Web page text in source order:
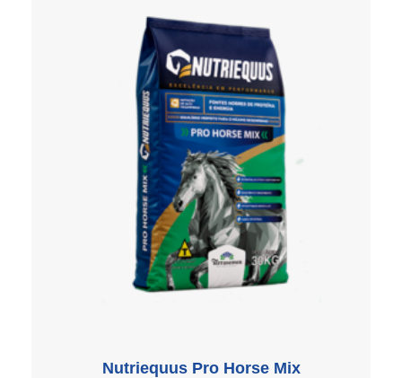
Nutriequus Pro Horse Mix